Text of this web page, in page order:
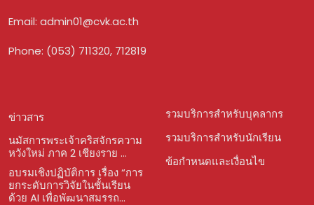
Email: admin01@cvk.ac.th
Phone: (053) 711320, 712819
ข่าวสาร
นมัสการพระเจ้าคริสจักรความ
หวังใหม่ ภาค 2 เชียงราย ...
อบรมเชิงปฏิบัติการ เรื่อง “การ
ยกระดับการวิจัยในชั้นเรียน
ด้วย AI เพื่อพัฒนาสมรรถ...
รวมบริการสำหรับบุคลากร
รวมบริการสำหรับนักเรียน
ข้อกำหนดและเงื่อนไข